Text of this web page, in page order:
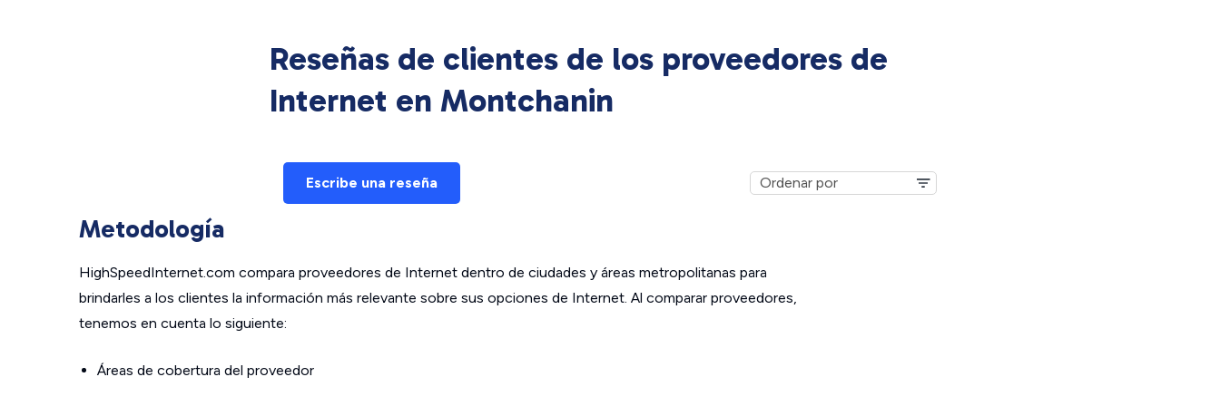
Reseñas de clientes de los proveedores de
Internet en Montchanin
Escribe una reseña
Metodología
HighSpeedInternet.com compara proveedores de Internet dentro de ciudades y áreas metropolitanas para
brindarles a los clientes la información más relevante sobre sus opciones de Internet. Al comparar proveedores,
tenemos en cuenta lo siguiente:
Áreas de cobertura del proveedor